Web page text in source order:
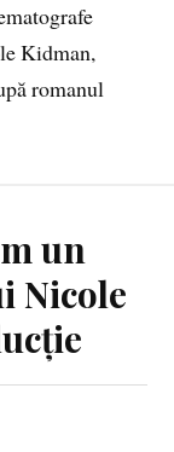
Kidman,
romanul
un
Nicole